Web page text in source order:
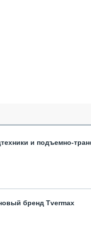
и подъемно-
бренд Tvermax